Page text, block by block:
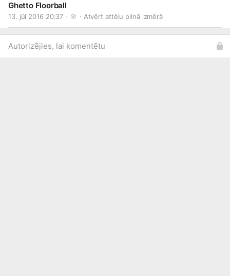
Ghetto Floorball
13. jūl 2016 20:37 · · Atvērt attēlu pilnā izmērā
Autorizējies, lai komentētu